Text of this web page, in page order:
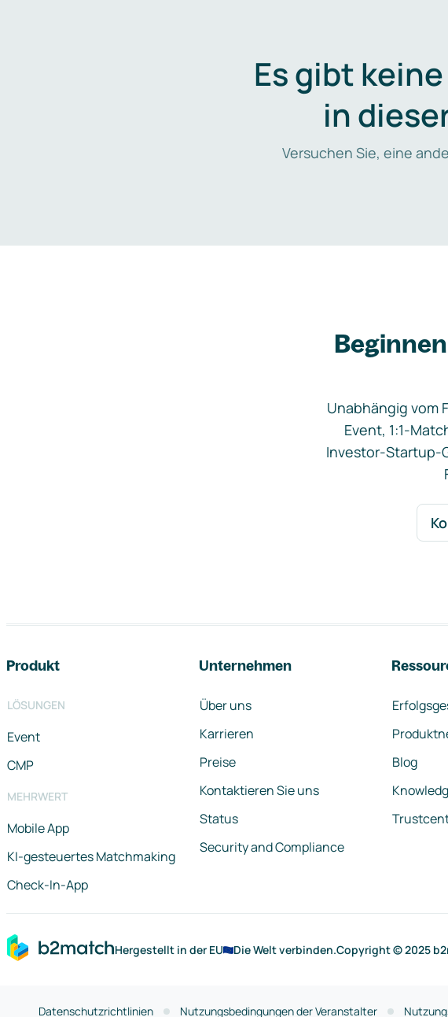
Es gibt
in
Versuchen Sie, eine
Unabhängig vom
Event, 1:1-
Investor-Startup-
Produkt
LÖSUNGEN
Event
CMP
MEHRWERT
Mobile App
KI-gesteuertes Matchmaking
Check-In-App
Unternehmen
Über uns
Karrieren
Preise
Kontaktieren Sie uns
Status
Security and Compliance
Blog
Hergestellt in der EU Die Welt verbinden.Copyright © 2025
Datenschutzrichtlinien Nutzungsbedingungen der Veranstalter